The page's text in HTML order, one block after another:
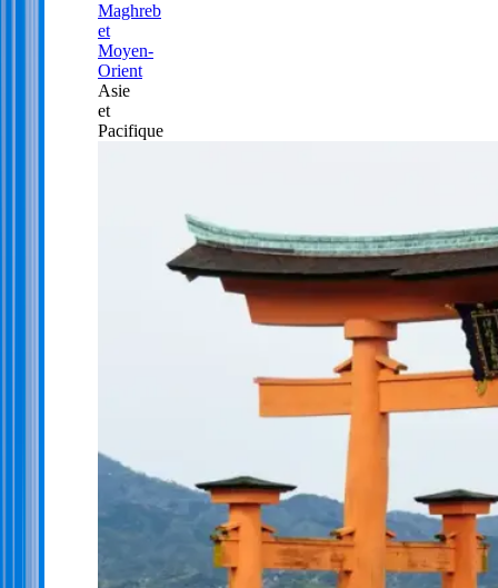
Maghreb
et
Moyen-
Orient
Asie
et
Pacifique